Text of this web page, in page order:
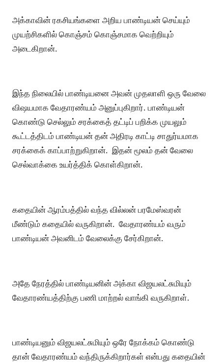
அக்காவின் ரகசியங்களை அறிய பாண்டியன் செய்யும்
முயற்சிகளில் கொஞ்சம் கொஞ்சமாக வெற்றியும்
அடைகிறான்.
இந்த நிலையில் பாண்டியனை அவன் முதலாளி ஒரு வேலை
விஷயமாக வேதாரண்யம் அனுப்புகிறார். பாண்டியன்
கொண்டு செல்லும் சரக்கைத் தட்டிப் பறிக்க முயலும்
கூட்டத்திடம் பாண்டியன் தன் அதிரடி காட்டி சாதுர்யமாக
சரக்கைக் காப்பாற்றுகிறான். இதன் மூலம் தன் வேலை
செல்வாக்கை உயர்த்திக் கொள்கிறான்.
கதையின் ஆரம்பத்தில் வந்த வில்லன் பரமேஸ்வரன்
மீண்டும் கதையில் வருகிறான். வேதாரண்யம் வரும்
பாண்டியன் அவனிடம் வேலைக்கு சேர்கிறான்.
அதே நேரத்தில் பாண்டியனின் அக்கா விஜயலட்சுமியும்
வேதாரண்யத்திற்கு பணி மாற்றல் வாங்கி வருகிறாள்.
பாண்டியனும் விஜயலட்சுமியும் ஒரே நோக்கம் கொண்டு
தான் வேதாரண்யம் வந்திருக்கிறார்கள் என்பது கதையின்